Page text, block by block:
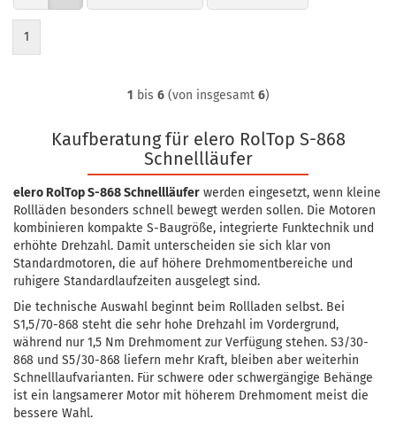
1
1 bis 6(von insgesamt 6)
Kaufberatung für elero RolTop S-868
Schnellläufer
elero RolTop S-868 Schnellläufer werden eingesetzt, wenn kleine
Rollläden besonders schnell bewegt werden sollen. Die Motoren
kombinieren kompakte S-Baugröße, integrierte Funktechnik und
erhöhte Drehzahl. Damit unterscheiden sie sich klar von
Standardmotoren, die auf höhere Drehmomentbereiche und
ruhigere Standardlaufzeiten ausgelegt sind.
Die technische Auswahl beginnt beim Rollladen selbst. Bei
S1,5/70-868 steht die sehr hohe Drehzahl im Vordergrund,
während nur 1,5 Nm Drehmoment zur Verfügung stehen. S3/30-
868 und S5/30-868 liefern mehr Kraft, bleiben aber weiterhin
Schnelllaufvarianten. Für schwere oder schwergängige Behänge
ist ein langsamerer Motor mit höherem Drehmoment meist die
bessere Wahl.